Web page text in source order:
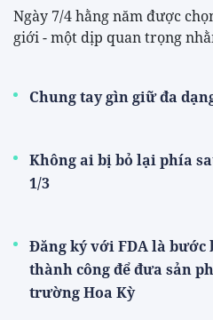
Ngày 7/4 hằng năm được
giới - một dịp quan trọng
Chung tay gìn giữ đa
Không ai bị bỏ lại phía
1/3
Đăng ký với FDA là bước
thành công để đưa sản
trường Hoa Kỳ